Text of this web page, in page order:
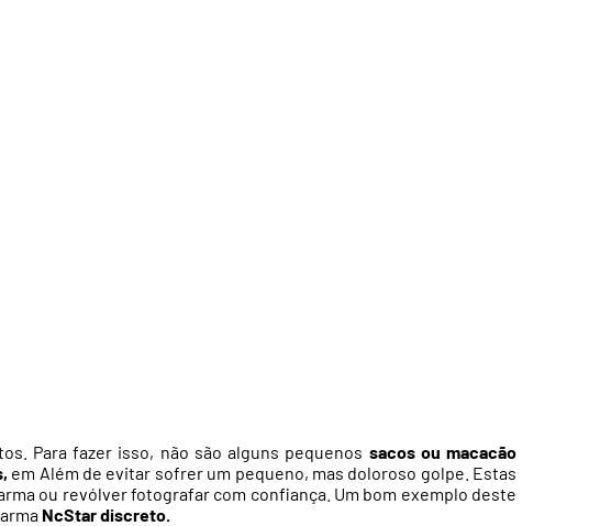
Para fazer isso, não são alguns pequenos sacos ou macacão
em Além de evitar sofrer um pequeno, mas doloroso golpe. Estas
ou revólver fotografar com confiança. Um bom exemplo deste
NcStar discreto.